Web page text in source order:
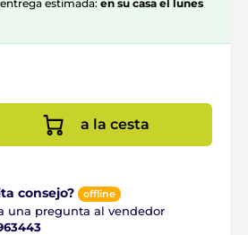
entrega estimada: en su casa el lunes
a la cesta
consejo? offline
una pregunta al vendedor